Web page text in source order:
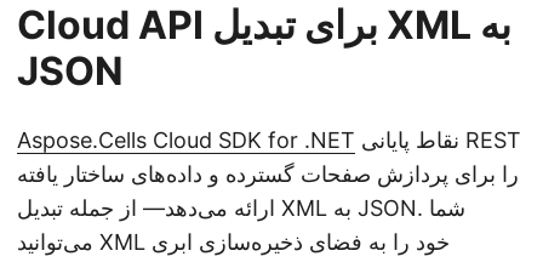
Cloud API برای تبدیل XML به
JSON
Aspose.Cells Cloud SDK for .NET
را برای پردازش صفحات گسترده و داده‌های ساختار یافته
ارائه می‌دهد— از جمله تبدیل XML به JSON. شما
می‌توانید XML خود را به فضای ذخیره‌سازی ابری